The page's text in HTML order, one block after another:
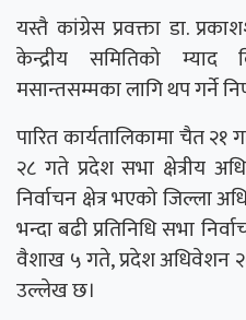
यस्तै कांग्रेस प्रवक्ता डा.
केन्द्रीय समितिको
मसान्तसम्मका लागि थप गर्ने
पारित कार्यतालिकामा चैत
२८ गते प्रदेश सभा क्षेत्रीय
निर्वाचन क्षेत्र भएको जिल्ला
भन्दा बढी प्रतिनिधि सभा
वैशाख ५ गते, प्रदेश अधिवेशन
उल्लेख छ।